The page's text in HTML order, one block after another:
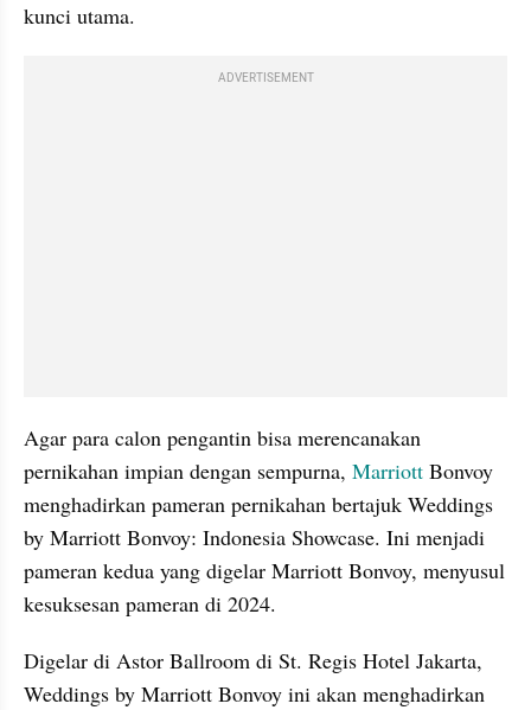
kunci utama.
ADVERTISEMENT
Agar para calon pengantin bisa merencanakan
pernikahan impian dengan sempurna, Marriott Bonvoy
menghadirkan pameran pernikahan bertajuk Weddings
by Marriott Bonvoy: Indonesia Showcase. Ini menjadi
pameran kedua yang digelar Marriott Bonvoy, menyusul
kesuksesan pameran di 2024.
Digelar di Astor Ballroom di St. Regis Hotel Jakarta,
Weddings by Marriott Bonvoy ini akan menghadirkan